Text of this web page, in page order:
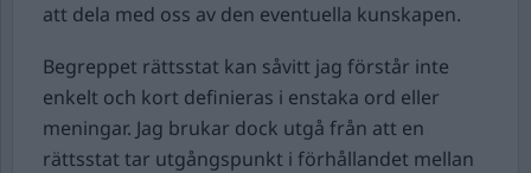
att dela med oss av den eventuella kunskapen.
Begreppet rättsstat kan såvitt jag förstår inte
enkelt och kort definieras i enstaka ord eller
meningar. Jag brukar dock utgå från att en
rättsstat tar utgångspunkt i förhållandet mellan